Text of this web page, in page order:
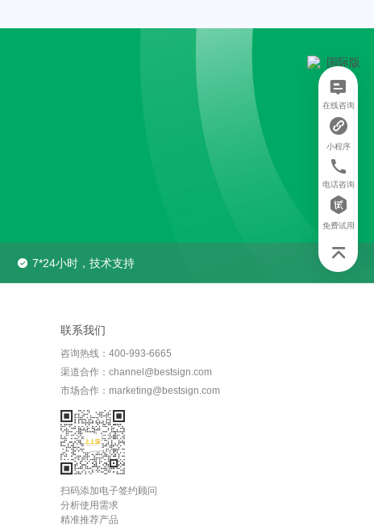
7*24小时，技术支持
联系我们
咨询热线：400-993-6665
渠道合作：channel@bestsign.com
市场合作：marketing@bestsign.com
扫码添加电子签约顾问
分析使用需求
精准推荐产品
在线咨询
小程序
电话咨询
免费试用